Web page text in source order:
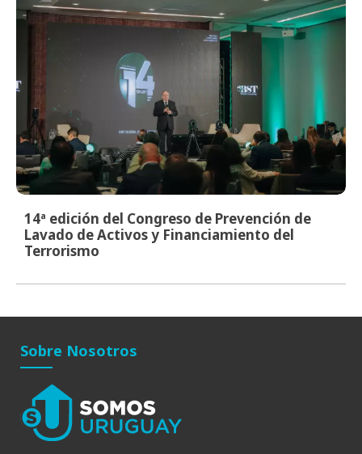
14ª edición del Congreso de Prevención de
Lavado de Activos y Financiamiento del
Terrorismo
Sobre Nosotros